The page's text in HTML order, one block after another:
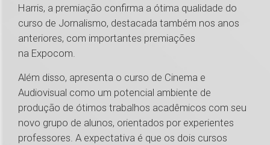
Harris, a premiação confirma a ótima qualidade do
curso de Jornalismo, destacada também nos anos
anteriores, com importantes premiações
na Expocom.
Além disso, apresenta o curso de Cinema e
Audiovisual como um potencial ambiente de
produção de ótimos trabalhos acadêmicos com seu
novo grupo de alunos, orientados por experientes
professores. A expectativa é que os dois cursos